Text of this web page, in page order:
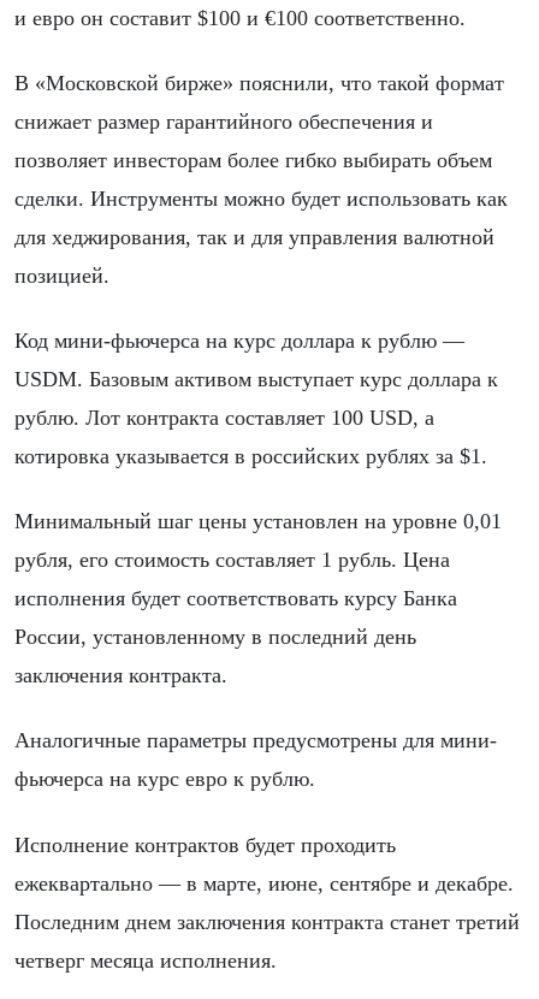
и евро он составит $100 и €100 соответственно.
В «Московской бирже» пояснили, что такой формат
снижает размер гарантийного обеспечения и
позволяет инвесторам более гибко выбирать объем
сделки. Инструменты можно будет использовать как
для хеджирования, так и для управления валютной
позицией.
Код мини-фьючерса на курс доллара к рублю —
USDM. Базовым активом выступает курс доллара к
рублю. Лот контракта составляет 100 USD, а
котировка указывается в российских рублях за $1.
Минимальный шаг цены установлен на уровне 0,01
рубля, его стоимость составляет 1 рубль. Цена
исполнения будет соответствовать курсу Банка
России, установленному в последний день
заключения контракта.
Аналогичные параметры предусмотрены для мини-
фьючерса на курс евро к рублю.
Исполнение контрактов будет проходить
ежеквартально — в марте, июне, сентябре и декабре.
Последним днем заключения контракта станет третий
четверг месяца исполнения.